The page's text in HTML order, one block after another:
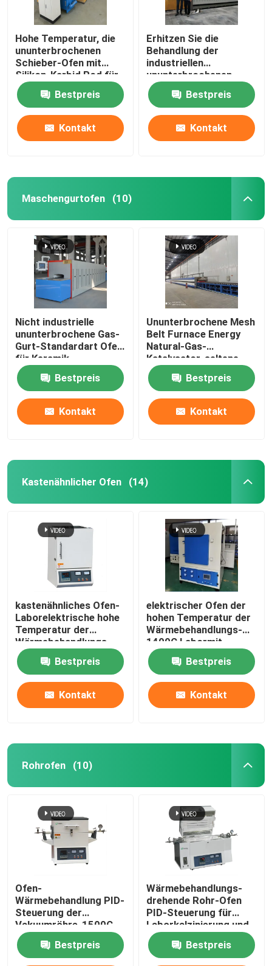
Stickstoffgasgenerator
Trocknungsöfen
Wärmebehandlungsöfen
Hohe Temperatur, die
ununterbrochenen
Schieber-Ofen mit
Silikon-Karbid Rod für
Tonerde-
Zirkoniumdioxid-
strukturelle Teile
sintert
Bestpreis
Kontakt
Erhitzen Sie die
Behandlung der
industriellen
ununterbrochenen
Schieber-Art Ofen für
keramischesBestpreis
Kontakt
Maschengurtofen (10)
Nicht industrielle
ununterbrochene Gas-
Gurt-Standardart Ofen
für Keramik
Bestpreis
Kontakt
Ununterbrochene Mesh
Belt Furnace Energy
Natural-Gas-
Katalysator-seltene
Erdkalzinierung
Bestpreis
Kontakt
Kastenähnlicher Ofen (14)
kastenähnliches Ofen-
Laborelektrische hohe
Temperatur der
Wärmebehandlungs-
1200C mit Widerstand-
Draht
Bestpreis
Kontakt
elektrischer Ofen der
hohen Temperatur der
Wärmebehandlungs-
1400C Labormit
Widerstand-Draht
Bestpreis
Kontakt
Rohrofen (10)
Ofen-
Wärmebehandlung PID-
Steuerung der
Vakuumröhre-1500C
Bestpreis
Wärmebehandlungs-
drehende Rohr-Ofen
PID-Steuerung für
Laborkalzinierung und -
trockner
Bestpreis